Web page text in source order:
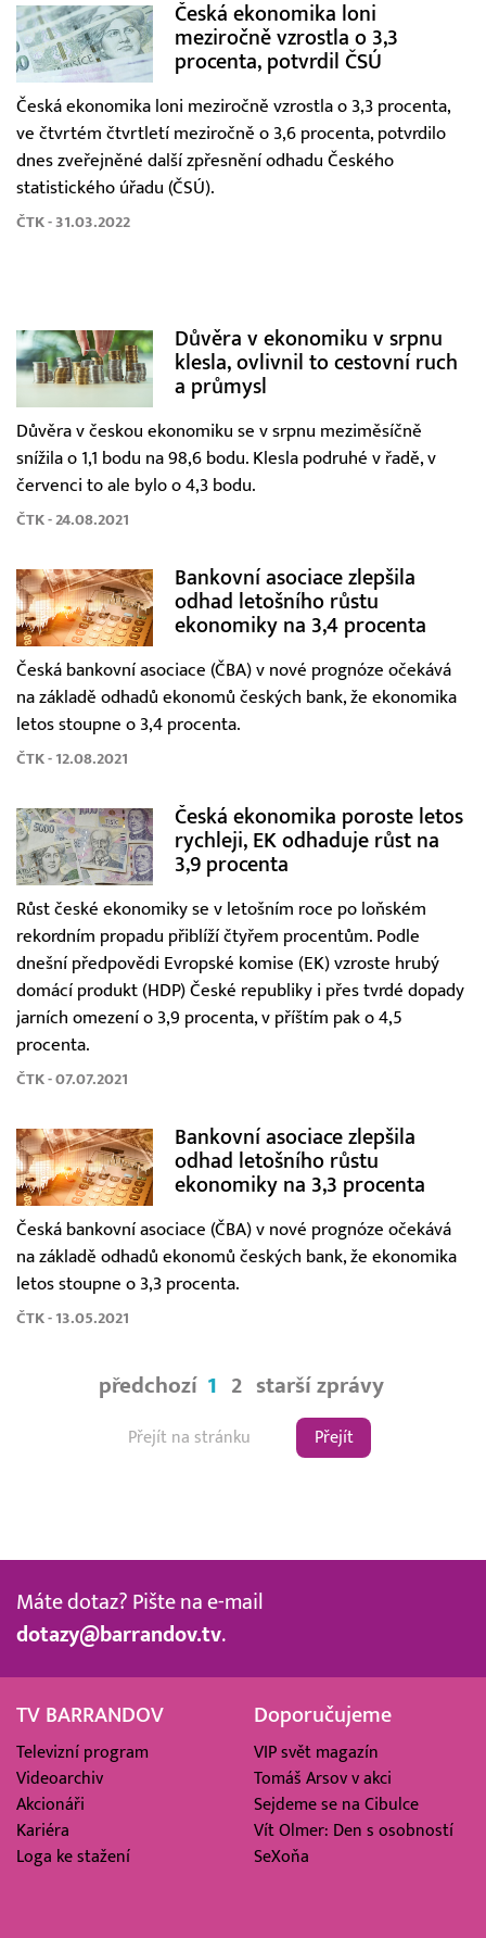
Česká ekonomika loni
meziročně vzrostla o 3,3
procenta, potvrdil ČSÚ
Česká ekonomika loni meziročně vzrostla o 3,3 procenta,
ve čtvrtém čtvrtletí meziročně o 3,6 procenta, potvrdilo
dnes zveřejněné další zpřesnění odhadu Českého
statistického úřadu (ČSÚ).
ČTK - 31.03.2022
Důvěra v ekonomiku v srpnu
klesla, ovlivnil to cestovní ruch
a průmysl
Důvěra v českou ekonomiku se v srpnu meziměsíčně
snížila o 1,1 bodu na 98,6 bodu. Klesla podruhé v řadě, v
červenci to ale bylo o 4,3 bodu.
ČTK - 24.08.2021
Bankovní asociace zlepšila
odhad letošního růstu
ekonomiky na 3,4 procenta
Česká bankovní asociace (ČBA) v nové prognóze očekává
na základě odhadů ekonomů českých bank, že ekonomika
letos stoupne o 3,4 procenta.
ČTK - 12.08.2021
Česká ekonomika poroste letos
rychleji, EK odhaduje růst na
3,9 procenta
Růst české ekonomiky se v letošním roce po loňském
rekordním propadu přiblíží čtyřem procentům. Podle
dnešní předpovědi Evropské komise (EK) vzroste hrubý
domácí produkt (HDP) České republiky i přes tvrdé dopady
jarních omezení o 3,9 procenta, v příštím pak o 4,5
procenta.
ČTK - 07.07.2021
Bankovní asociace zlepšila
odhad letošního růstu
ekonomiky na 3,3 procenta
Česká bankovní asociace (ČBA) v nové prognóze očekává
na základě odhadů ekonomů českých bank, že ekonomika
letos stoupne o 3,3 procenta.
ČTK - 13.05.2021
předchozí 1 2 starší zprávy
Přejít
Máte dotaz? Pište na e-mail
dotazy@barrandov.tv.
TV BARRANDOV
Televizní program
Videoarchiv
Akcionáři
Kariéra
Loga ke stažení
Doporučujeme
VIP svět magazín
Tomáš Arsov v akci
Sejdeme se na Cibulce
Vít Olmer: Den s osobností
SeXoňa